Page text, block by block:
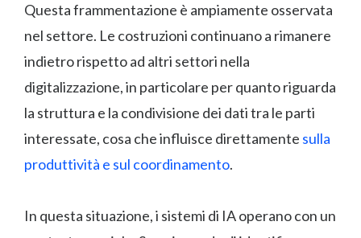
Questa frammentazione è ampiamente osservata
nel settore. Le costruzioni continuano a rimanere
indietro rispetto ad altri settori nella
digitalizzazione, in particolare per quanto riguarda
la struttura e la condivisione dei dati tra le parti
interessate, cosa che influisce direttamente sulla
produttività e sul coordinamento.
In questa situazione, i sistemi di IA operano con un